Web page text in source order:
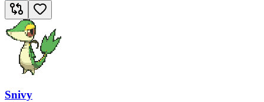
Snivy